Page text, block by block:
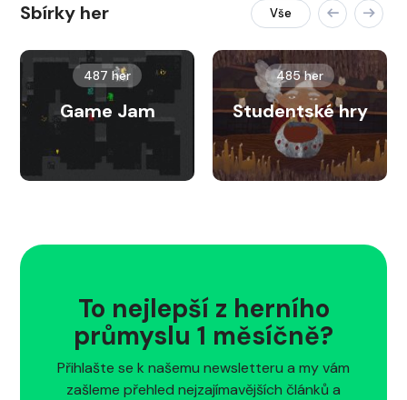
Sbírky her Vše
487 her
Game Jam
485 her
Studentské hry
To nejlepší z herního
průmyslu 1 měsíčně?
Přihlašte se k našemu newsletteru a my vám
zašleme přehled nejzajímavějších článků a